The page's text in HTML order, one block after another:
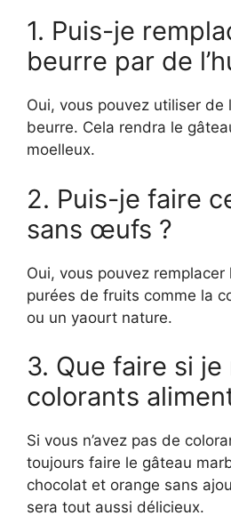
1. Puis-je
beurre par de
Oui, vous pouvez utiliser de
beurre. Cela rendra le
moelleux.
2. Puis-je faire
sans œufs ?
Oui, vous pouvez
purées de fruits comme la
ou un yaourt nature.
3. Que faire si je
colorants
Si vous n’avez pas de
toujours faire le gâteau
chocolat et orange sans
sera tout aussi délicieux.